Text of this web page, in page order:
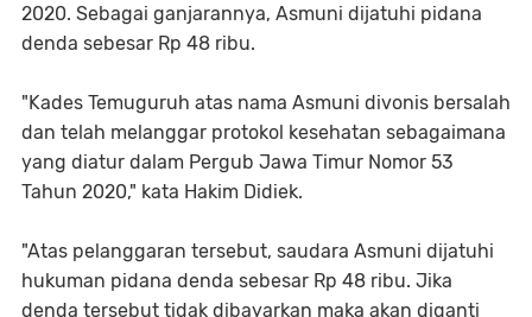
2020. Sebagai ganjarannya, Asmuni dijatuhi pidana
denda sebesar Rp 48 ribu.
"Kades Temuguruh atas nama Asmuni divonis bersalah
dan telah melanggar protokol kesehatan sebagaimana
yang diatur dalam Pergub Jawa Timur Nomor 53
Tahun 2020," kata Hakim Didiek.
"Atas pelanggaran tersebut, saudara Asmuni dijatuhi
hukuman pidana denda sebesar Rp 48 ribu. Jika
denda tersebut tidak dibayarkan maka akan diganti